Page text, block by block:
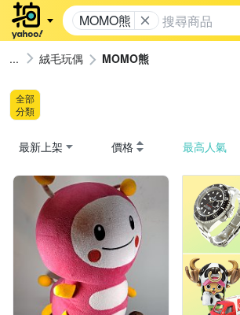
MOMO熊
絨毛玩偶 MOMO熊
全部
分類
最新上架 價格 最高人氣